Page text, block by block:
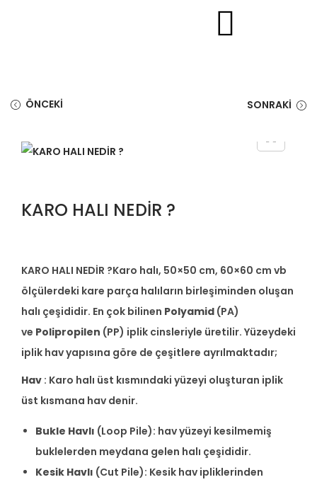
ÖNCEKI SONRAKI
KARO HALI NEDİR ?
KARO HALI NEDİR ?Karo halı, 50×50 cm, 60×60 cm vb
ölçülerdeki kare parça halıların birleşiminden oluşan
halı çeşididir. En çok bilinen Polyamid (PA)
ve Polipropilen (PP) iplik cinsleriyle üretilir. Yüzeydeki
iplik hav yapısına göre de çeşitlere ayrılmaktadır;
Hav : Karo halı üst kısmındaki yüzeyi oluşturan iplik
üst kısmana hav denir.
Bukle Havlı (Loop Pile): hav yüzeyi kesilmemiş
buklelerden meydana gelen halı çeşididir.
Kesik Havlı (Cut Pile): Kesik hav ipliklerinden